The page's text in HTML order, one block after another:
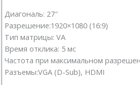
Диагональ: 27″
Разрешение:1920×1080 (16:9)
Тип матрицы: VA
Время отклика: 5 мс
Частота при максимальном
Разъемы:VGA (D-Sub), HDMI